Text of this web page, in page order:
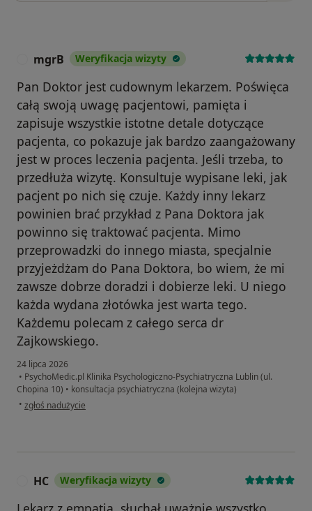
mgrB Weryfikacja wizyty
Pan Doktor jest cudownym lekarzem. Poświęca
całą swoją uwagę pacjentowi, pamięta i
zapisuje wszystkie istotne detale dotyczące
pacjenta, co pokazuje jak bardzo zaangażowany
jest w proces leczenia pacjenta. Jeśli trzeba, to
przedłuża wizytę. Konsultuje wypisane leki, jak
pacjent po nich się czuje. Każdy inny lekarz
powinien brać przykład z Pana Doktora jak
powinno się traktować pacjenta. Mimo
przeprowadzki do innego miasta, specjalnie
przyjeżdżam do Pana Doktora, bo wiem, że mi
zawsze dobrze doradzi i dobierze leki. U niego
każda wydana złotówka jest warta tego.
Każdemu polecam z całego serca dr
Zajkowskiego.
24 lipca 2026
• PsychoMedic.pl Klinika Psychologiczno-Psychiatryczna Lublin (ul.
Chopina 10) • konsultacja psychiatryczna (kolejna wizyta)
• w opinii użytkownika mgrB
zgłoś nadużycie
HC Weryfikacja wizyty